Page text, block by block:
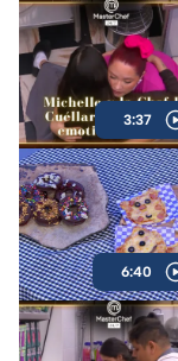
3:37
6:40